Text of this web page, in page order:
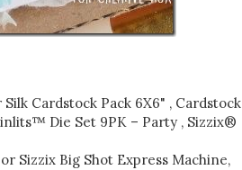
Cardstock Pack 6X6" , Cardstock
Die Set 9PK – Party , Sizzix®
Sizzix Big Shot Express Machine,